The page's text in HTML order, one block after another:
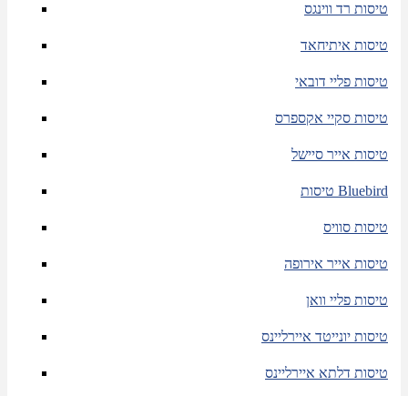
טיסות רד ווינגס
טיסות איתיחאד
טיסות פליי דובאי
טיסות סקיי אקספרס
טיסות אייר סיישל
טיסות Bluebird
טיסות סוויס
טיסות אייר אירופה
טיסות פליי וואן
טיסות יונייטד איירליינס
טיסות דלתא איירליינס